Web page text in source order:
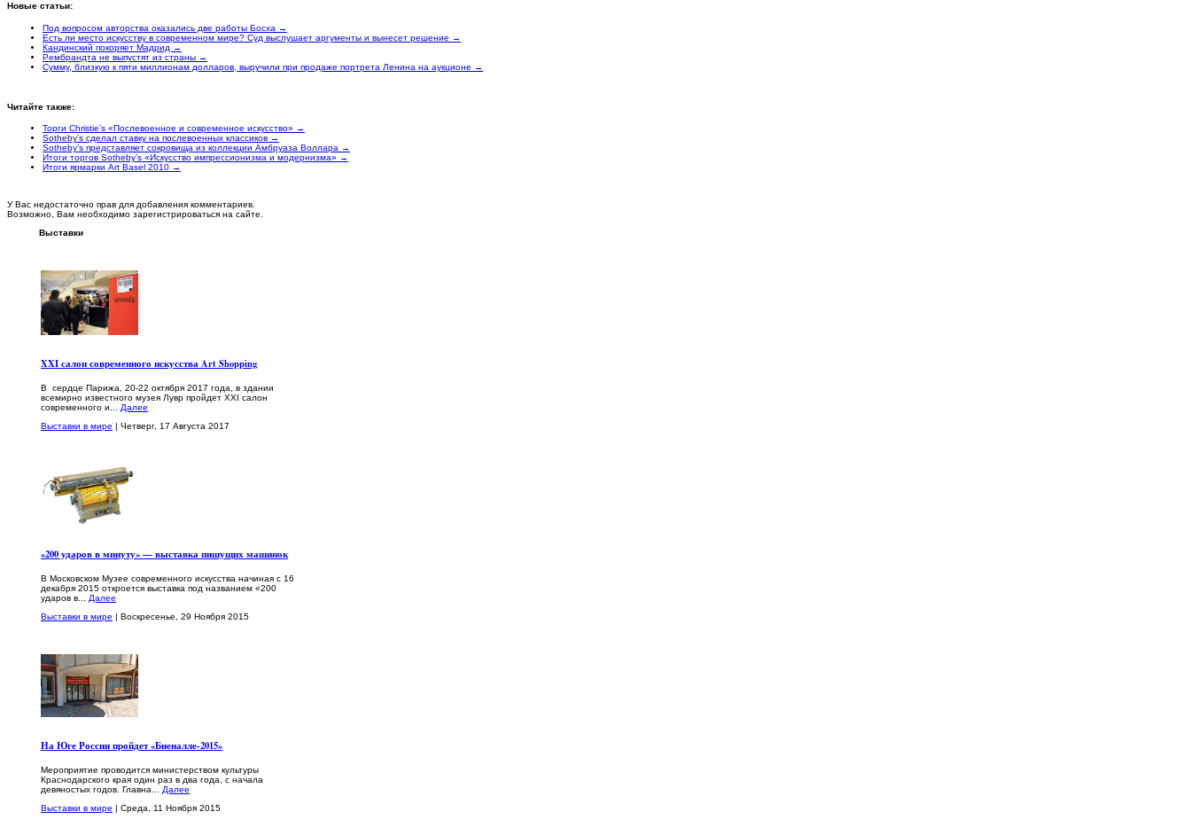
Новые статьи:
Под вопросом авторства оказались две работы Босха →
Есть ли место искусству в современном мире? Суд выслушает аргументы и вынесет решение →
Кандинский покоряет Мадрид →
Рембрандта не выпустят из страны →
Сумму, близкую к пяти миллионам долларов, выручили при продаже портрета Ленина на аукционе →
Читайте также:
Торги Сhristie’s «Послевоенное и современное искусство» →
Sotheby’s сделал ставку на послевоенных классиков →
Sotheby’s представляет сокровища из коллекции Амбруаза Воллара →
Итоги торгов Sotheby’s «Искусство импрессионизма и модернизма» →
Итоги ярмарки Art Basel 2010 →
У Вас недостаточно прав для добавления комментариев.
Возможно, Вам необходимо зарегистрироваться на сайте.
Выставки
XXI салон современного искусства Art Shopping
В сердце Парижа, 20-22 октября 2017 года, в здании
всемирно известного музея Лувр пройдет XXI салон
современного и... Далее
Выставки в мире | Четверг, 17 Августа 2017
«200 ударов в минуту» — выставка пишущих машинок
В Московском Музее современного искусства начиная с 16
декабря 2015 откроется выставка под названием «200
ударов в... Далее
Выставки в мире | Воскресенье, 29 Ноября 2015
На Юге России пройдет «Биеналле-2015»
Мероприятие проводится министерством культуры
Краснодарского края один раз в два года, с начала
девяностых годов. Главна... Далее
Выставки в мире | Среда, 11 Ноября 2015